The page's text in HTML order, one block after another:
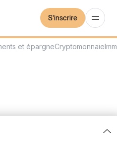
S'inscrire
et épargneCryptomonnaie